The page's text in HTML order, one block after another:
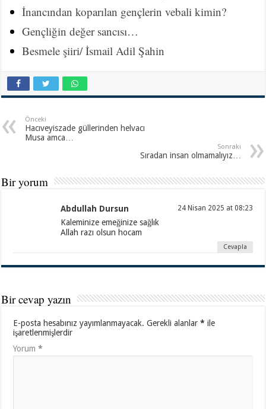
İnancından koparılan gençlerin vebali kimin?
Gençliğin değer sancısı…
Besmele şiiri/ İsmail Adil Şahin
Önceki
Hacıveyiszade güllerinden helvacı
Musa amca…
Sonraki
Sıradan insan olmamalıyız…
Bir yorum
Abdullah Dursun 24 Nisan 2025 at 08:23
Kaleminize emeğinize sağlık
Allah razı olsun hocam
Cevapla
Bir cevap yazın
E-posta hesabınız yayımlanmayacak. Gerekli alanlar* ile
işaretlenmişlerdir
Yorum*